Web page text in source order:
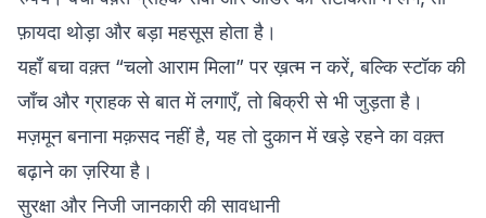
फ़ायदा थोड़ा और बड़ा महसूस होता है।
यहाँ बचा वक़्त “चलो आराम मिला” पर ख़त्म न करें, बल्कि स्टॉक की
जाँच और ग्राहक से बात में लगाएँ, तो बिक्री से भी जुड़ता है।
मज़मून बनाना मक़सद नहीं है, यह तो दुकान में खड़े रहने का वक़्त
बढ़ाने का ज़रिया है।
सुरक्षा और निजी जानकारी की सावधानी